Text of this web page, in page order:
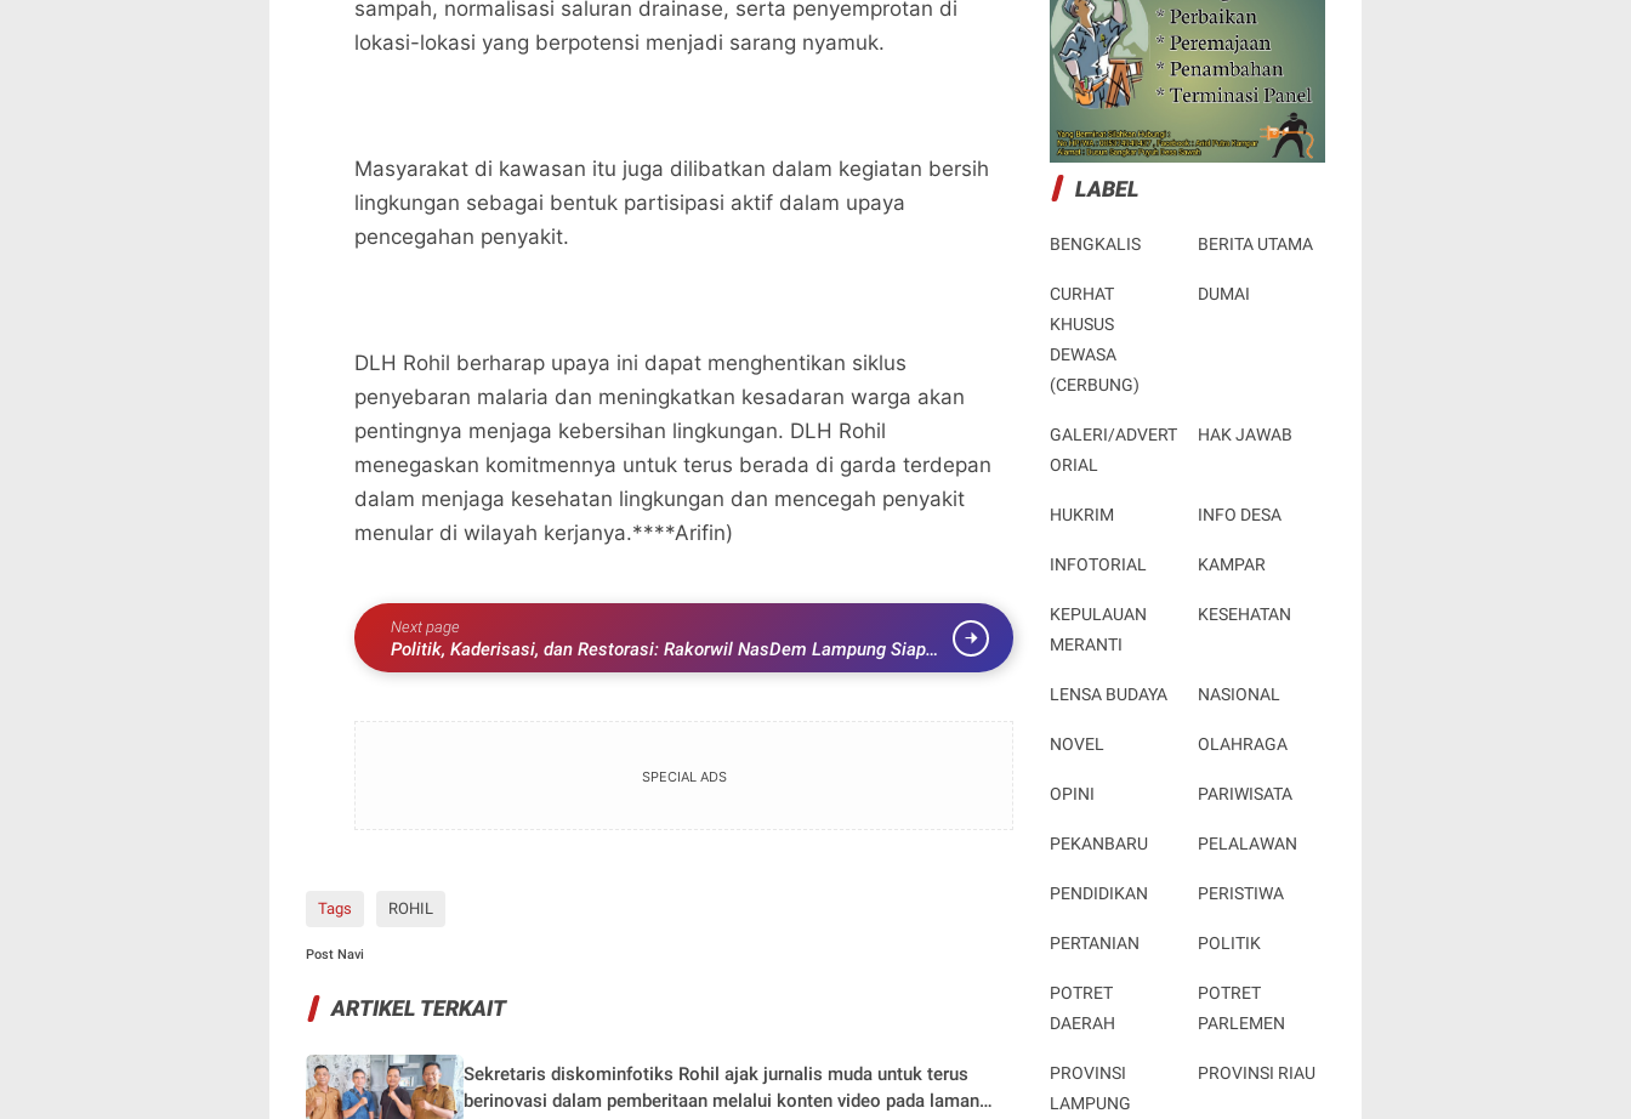
Bagikan ke media lain
sampah, normalisasi saluran drainase, serta penyemprotan di
lokasi-lokasi yang berpotensi menjadi sarang nyamuk.
Masyarakat di kawasan itu juga dilibatkan dalam kegiatan bersih
lingkungan sebagai bentuk partisipasi aktif dalam upaya
pencegahan penyakit.
DLH Rohil berharap upaya ini dapat menghentikan siklus
penyebaran malaria dan meningkatkan kesadaran warga akan
pentingnya menjaga kebersihan lingkungan. DLH Rohil
menegaskan komitmennya untuk terus berada di garda terdepan
dalam menjaga kesehatan lingkungan dan mencegah penyakit
menular di wilayah kerjanya.****Arifin)
Next page
Politik, Kaderisasi, dan Restorasi: Rakorwil NasDem Lampung Siap
Digelar di Pesawaran
SPECIAL ADS
Tags ROHIL
Post Navi
Bagikan ke media lain
ARTIKEL TERKAIT
Sekretaris diskominfotiks Rohil ajak jurnalis muda untuk terus
berinovasi dalam pemberitaan melalui konten video pada laman
LABEL
BENGKALIS BERITA UTAMA
CURHAT
KHUSUS
DEWASA
(CERBUNG)
DUMAI
GALERI/ADVERT
ORIAL
HAK JAWAB
HUKRIM INFO DESA
INFOTORIAL KAMPAR
KEPULAUAN
MERANTI
KESEHATAN
LENSA BUDAYA NASIONAL
NOVEL OLAHRAGA
OPINI PARIWISATA
PEKANBARU PELALAWAN
PENDIDIKAN PERISTIWA
PERTANIAN POLITIK
POTRET
DAERAH
POTRET
PARLEMEN
PROVINSI
LAMPUNG
PROVINSI RIAU